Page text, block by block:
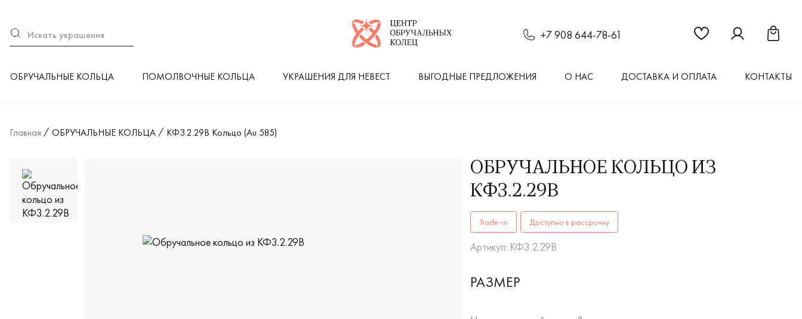
Логотип компании
+7 908 644-78-61 Ссылка на страницу
Ссылка наСсылка
ОБРУЧАЛЬНЫЕ КОЛЬЦА ПОМОЛВОЧНЫЕ КОЛЬЦА УКРАШЕНИЯ ДЛЯ НЕВЕСТ ВЫГОДНЫЕ ПРЕДЛОЖЕНИЯ О НАС ДОСТАВКА И ОПЛАТА КОНТАКТЫ
Главная ОБРУЧАЛЬНЫЕ КОЛЬЦА КФ3.2.29В Кольцо (Au 585)
ОБРУЧАЛЬНОЕ КОЛЬЦО ИЗ
КФ3.2.29В
ОБРУЧАЛЬНЫЕ КОЛЬЦАКФ3.2.29Вкупить в Иркутске. ✔️ Высокое
Trade-in Доступно в рассрочку
Артикул: КФ3.2.29В
РАЗМЕР